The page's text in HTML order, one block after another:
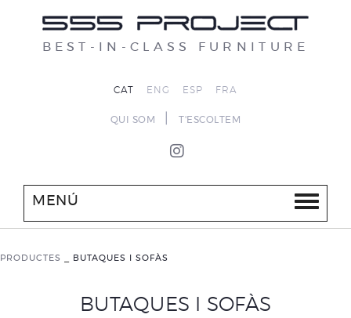
BEST-IN-CLASS FURNITURE
CAT ENG ESP FRA
QUI SOM T'ESCOLTEM
MENÚ
PRODUCTES BUTAQUES I SOFÀS
BUTAQUES I SOFÀS